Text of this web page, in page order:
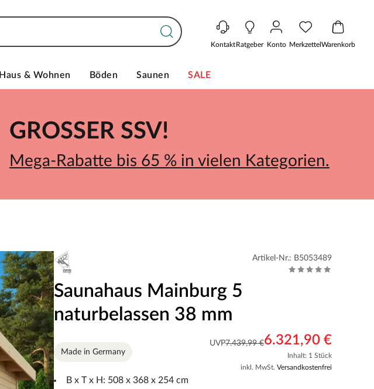
KontaktRatgeber Konto MerkzettelWarenkorb
Haus & Wohnen Böden Saunen SALE
GROSSER SSV!
Mega-Rabatte bis 65 % in vielen Kategorien.
Artikel-Nr.: B5053489
Saunahaus Mainburg 5
naturbelassen 38 mm
UVP7.439,99 €6.321,90 €
Inhalt: 1 Stück
inkl. MwSt. Versandkostenfrei
Made in Germany
B x T x H: 508 x 368 x 254 cm